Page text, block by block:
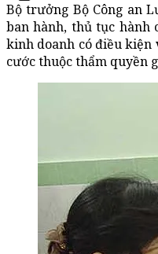
Bộ trưởng Bộ Công an
ban hành, thủ tục hành
kinh doanh có điều kiện
cước thuộc thẩm quyền